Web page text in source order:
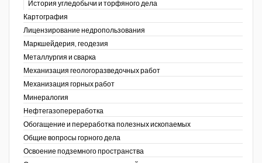
История угледобычи и торфяного дела
Картография
Лицензирование недропользования
Маркшейдерия, геодезия
Металлургия и сварка
Механизация геологоразведочных работ
Механизация горных работ
Минералогия
Нефтегазопереработка
Обогащение и переработка полезных ископаемых
Общие вопросы горного дела
Освоение подземного пространства